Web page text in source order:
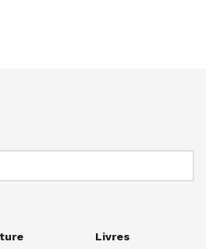
Livres